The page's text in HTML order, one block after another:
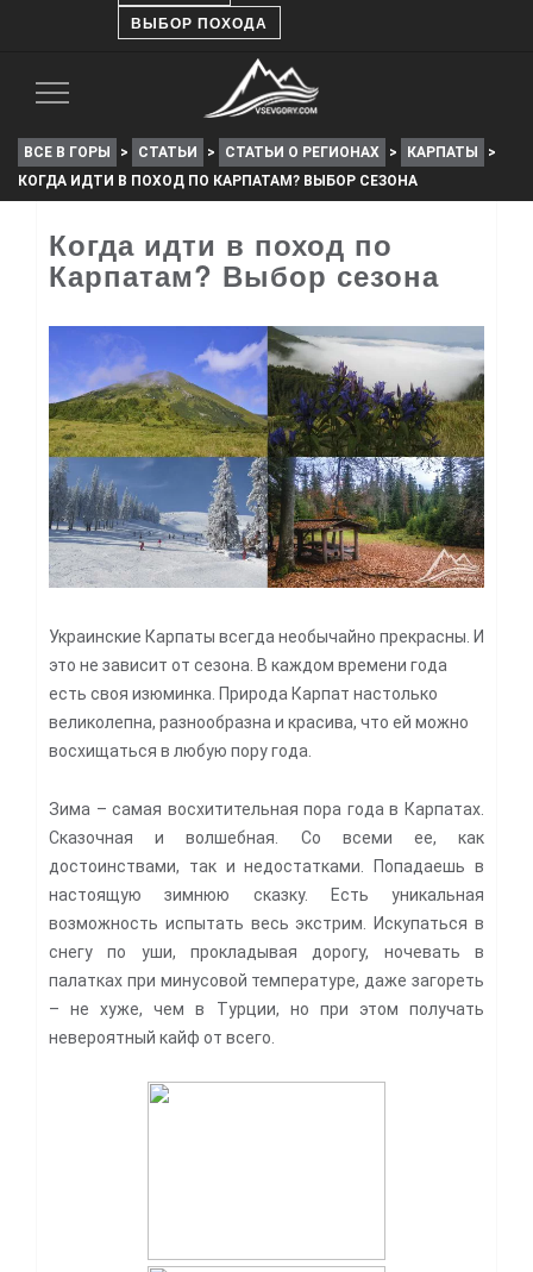
ВЫБОР ПОХОДА
Toggle
ВСЕ В ГОРЫ > СТАТЬИ > СТАТЬИ О РЕГИОНАХ > КАРПАТЫ
>
КОГДА ИДТИ В ПОХОД ПО КАРПАТАМ? ВЫБОР СЕЗОНА
Когда идти в поход по
Карпатам? Выбор сезона
Украинские Карпаты всегда необычайно прекрасны. И
это не зависит от сезона. В каждом времени года
есть своя изюминка. Природа Карпат настолько
великолепна, разнообразна и красива, что ей можно
восхищаться в любую пору года.
Зима – самая восхитительная пора года в Карпатах.
Сказочная и волшебная. Со всеми ее, как
достоинствами, так и недостатками. Попадаешь в
настоящую зимнюю сказку. Есть уникальная
возможность испытать весь экстрим. Искупаться в
снегу по уши, прокладывая дорогу, ночевать в
палатках при минусовой температуре, даже загореть
– не хуже, чем в Турции, но при этом получать
невероятный кайф от всего.